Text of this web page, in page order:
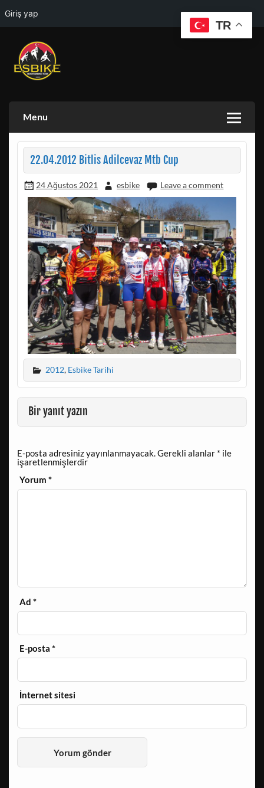
Giriş yap
Skip
content
Menu
22.04.2012 Bitlis Adilcevaz Mtb Cup
24 Ağustos 2021 esbike Leave a comment
2012, Esbike Tarihi
Bir yanıt yazın
E-posta adresiniz yayınlanmayacak.Gerekli alanlar * ile
işaretlenmişlerdir
Yorum*
Ad*
E-posta*
İnternet sitesi
TR